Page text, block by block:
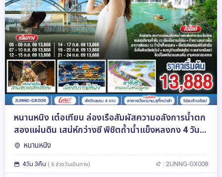
หนานหนิง เต๋อเทียน ล่องเรือสัมผัสความอลังการน้ำตก
สองแผ่นดิน เสน่ห์กว่างซี พิชิตถ้ำน้ำแข็งหลงกง 4 วัน 3
คืน โดยสายการบิน Guangxi Beibu Gulf Airlines
(GX)
หนานหนิง
4วัน 3คืน ( 6 ช่วงวันเดินทาง) : 2UNNG-GX008